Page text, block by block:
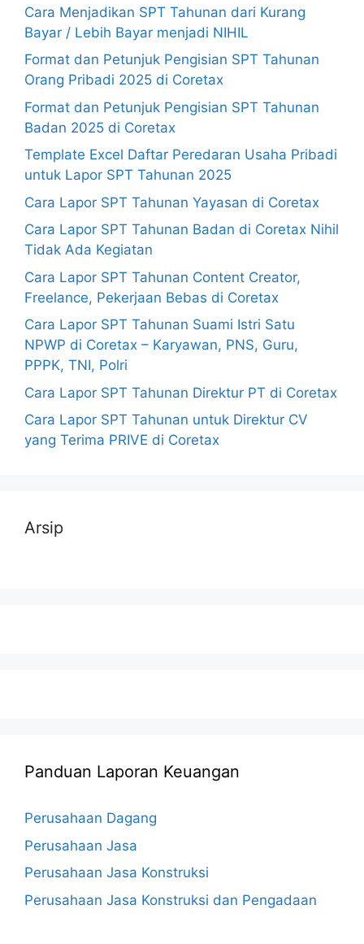
Cara Menjadikan SPT Tahunan dari Kurang
Bayar / Lebih Bayar menjadi NIHIL
Format dan Petunjuk Pengisian SPT Tahunan
Orang Pribadi 2025 di Coretax
Format dan Petunjuk Pengisian SPT Tahunan
Badan 2025 di Coretax
Template Excel Daftar Peredaran Usaha Pribadi
untuk Lapor SPT Tahunan 2025
Cara Lapor SPT Tahunan Yayasan di Coretax
Cara Lapor SPT Tahunan Badan di Coretax Nihil
Tidak Ada Kegiatan
Cara Lapor SPT Tahunan Content Creator,
Freelance, Pekerjaan Bebas di Coretax
Cara Lapor SPT Tahunan Suami Istri Satu
NPWP di Coretax – Karyawan, PNS, Guru,
PPPK, TNI, Polri
Cara Lapor SPT Tahunan Direktur PT di Coretax
Cara Lapor SPT Tahunan untuk Direktur CV
yang Terima PRIVE di Coretax
Arsip
Panduan Laporan Keuangan
Perusahaan Dagang
Perusahaan Jasa
Perusahaan Jasa Konstruksi
Perusahaan Jasa Konstruksi dan Pengadaan